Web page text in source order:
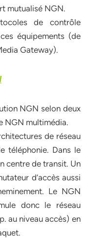
mutualisé NGN.
de contrôle
équipements (de
Gateway).
NGN selon deux
NGN multimédia.
de réseau
téléphonie. Dans le
centre de transit. Un
d’accès aussi
Le NGN
donc le réseau
au niveau accès) en